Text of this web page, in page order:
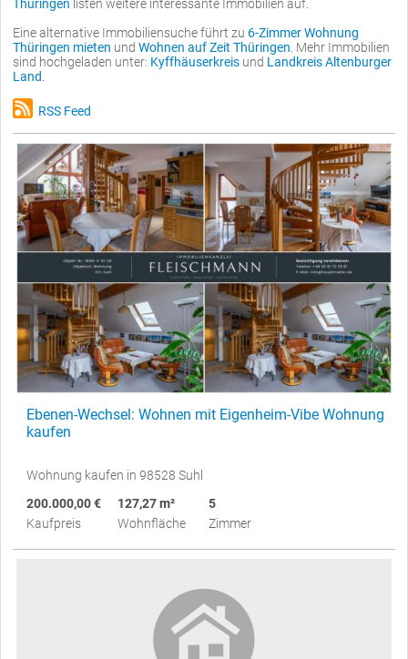
Thüringen listen weitere interessante Immobilien auf.
Eine alternative Immobiliensuche führt zu 6-Zimmer Wohnung
Thüringen mieten und Wohnen auf Zeit Thüringen . Mehr Immobilien
sind hochgeladen unter: Kyffhäuserkreis und Landkreis Altenburger
Land
RSS Feed
Ebenen-Wechsel: Wohnen mit Eigenheim-Vibe Wohnung
kaufen
Wohnung kaufen in 98528 Suhl
200.000,00 €
Kaufpreis
127,27 m²
Wohnfläche
5
Zimmer